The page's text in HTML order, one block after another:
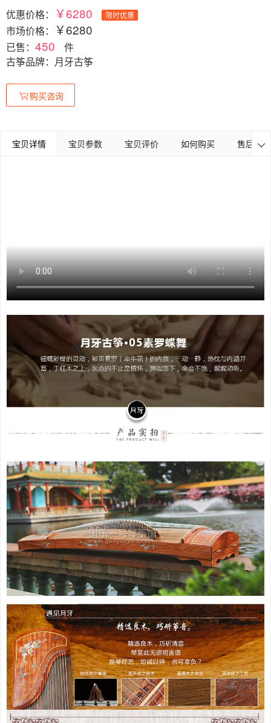
优惠价格： ￥6280 限时优惠
市场价格： ￥6280
已售： 450
件
古筝品牌：月牙古筝
购买咨询
宝贝详情 宝贝参数 宝贝评价 如何购买 售后保障
